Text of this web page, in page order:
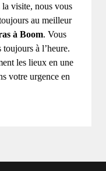
visite, nous vous
au meilleur
à Boom. Vous
à l’heure.
les lieux en une
votre urgence en